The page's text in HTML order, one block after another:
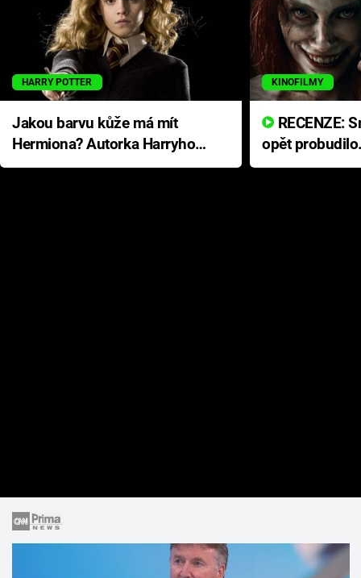
HARRY POTTER
Jakou barvu kůže má mít
Hermiona? Autorka Harryho
Pottera přišla s ráznou
KINOFILMY
opět
přichází s